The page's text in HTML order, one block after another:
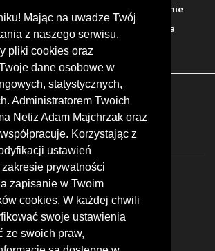
Mając na uwadze Twój
z naszego serwisu,
pliki cookies oraz
dane osobowe w
statystycznych,
Administratorem Twoich
Netiz Adam Majchrzak oraz
Korzystając z
ustawień
prywatności
zapisanie w Twoim
cookies. W każdej chwili
swoje ustawienia
ze swoich praw,
Serwisy Stacje paliw
Jedzenie
Tory Zloty Rajdy
Spotkania